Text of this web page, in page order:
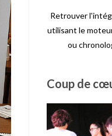
Retrouver
utilisant le
ou
Coup de